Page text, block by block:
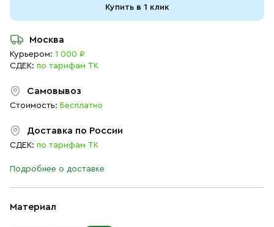
Материал
Купить в 1 клик
Москва
Курьером: 1 000 ₽
СДЕК: по тарифам ТК
Самовывоз
Стоимость: Бесплатно
Доставка по России
СДЕК: по тарифам ТК
Подробнее о доставке